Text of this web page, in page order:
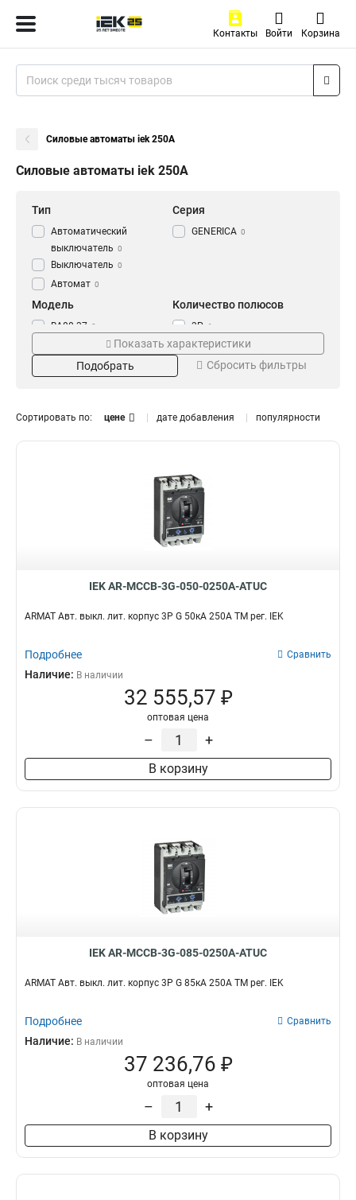
Контакты Войти Корзина
Силовые автоматы iek 250А
Силовые автоматы iek 250А
Тип
Автоматический
выключатель 0
Выключатель 0
Автомат 0
Серия
GENERICA 0
Модель
ВА88-37 0
ВА66-35 0
Количество полюсов
3Р 6
Номинальный ток A
200А 5
25А 8
250А 27
Отключающая
20кА
35кА
18кА
Показать характеристики
Подобрать
Сбросить фильтры
Сортировать по: цене дате добавления популярности
IEK AR-MCCB-3G-050-0250A-ATUC
ARMAT Авт. выкл. лит. корпус 3P G 50кА 250А ТМ рег. IEK
Подробнее Сравнить
Наличие: В наличии
32 555,57 ₽
оптовая цена
– +
В корзину
IEK AR-MCCB-3G-085-0250A-ATUC
ARMAT Авт. выкл. лит. корпус 3P G 85кА 250А ТМ рег. IEK
Подробнее Сравнить
Наличие: В наличии
37 236,76 ₽
оптовая цена
– +
В корзину